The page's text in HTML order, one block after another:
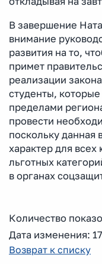
В завершение
внимание
развития на то,
примет
реализации
студенты,
пределами
провести
поскольку данная
характер для
льготных
в органах
Количество
Дата изменения:
Возврат к списку